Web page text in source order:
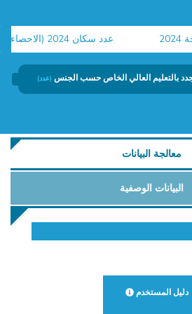
عدد سكان 2024 (الاحصاء العام للسكان والسكنى)
بالتعليم العالي الخاص حسب الجنس (عدد)
معالجة البيانات
البيانات الوصفية
دليل المستخدم